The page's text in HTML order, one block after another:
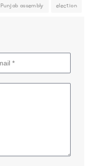
election
Punjab assembly